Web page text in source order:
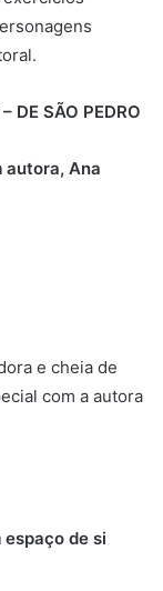
DE SÃO PEDRO
autora, Ana
e cheia de
com a autora
espaço de si